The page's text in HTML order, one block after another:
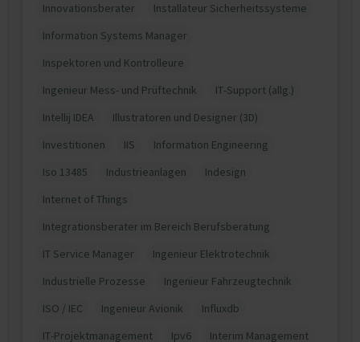
Innovationsberater
Installateur Sicherheitssysteme
Information Systems Manager
Inspektoren und Kontrolleure
Ingenieur Mess- und Prüftechnik
IT-Support (allg.)
Intellij IDEA
Illustratoren und Designer (3D)
Investitionen
IIS
Information Engineering
Iso 13485
Industrieanlagen
Indesign
Internet of Things
Integrationsberater im Bereich Berufsberatung
IT Service Manager
Ingenieur Elektrotechnik
Industrielle Prozesse
Ingenieur Fahrzeugtechnik
ISO / IEC
Ingenieur Avionik
Influxdb
IT-Projektmanagement
Ipv6 Interim Management